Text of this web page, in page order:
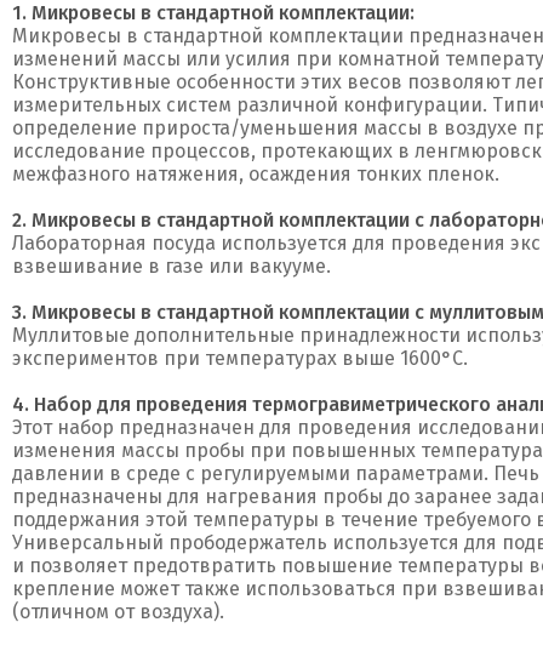
1. Микровесы в стандартной комплектации:
Микровесы в стандартной комплектации
изменений массы или усилия при комнатной
Конструктивные особенности этих весов позволяют
измерительных систем различной конфигурации.
определение прироста/уменьшения массы в воздухе
исследование процессов, протекающих в
межфазного натяжения, осаждения тонких пленок.
2. Микровесы в стандартной комплектации с
Лабораторная посуда используется для проведения
взвешивание в газе или вакууме.
3. Микровесы в стандартной комплектации с
Муллитовые дополнительные принадлежности
экспериментов при температурах выше 1600°C.
4. Набор для проведения термогравиметрического
Этот набор предназначен для проведения
изменения массы пробы при повышенных
давлении в среде с регулируемыми параметрами.
предназначены для нагревания пробы до заранее
поддержания этой температуры в течение требуемого
Универсальный прободержатель используется для
и позволяет предотвратить повышение температуры
крепление может также использоваться при
(отличном от воздуха).